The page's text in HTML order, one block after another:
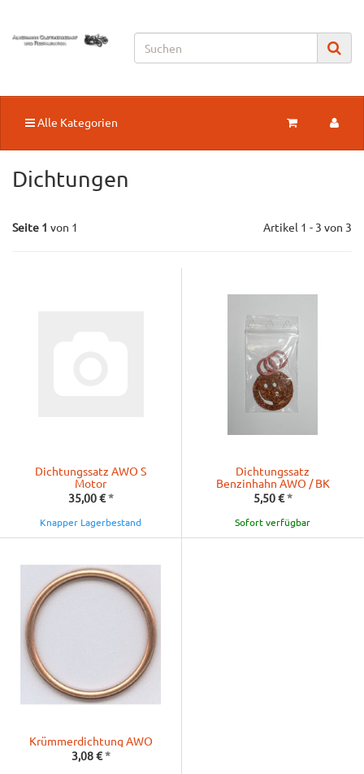
Alle Kategorien
Dichtungen
Seite 1 von 1 Artikel 1 - 3 von 3
Dichtungssatz AWO S
Motor
35,00 €*
Knapper Lagerbestand
Dichtungssatz
Benzinhahn AWO / BK
5,50 €*
Sofort verfügbar
Krümmerdichtung AWO
3,08 €*